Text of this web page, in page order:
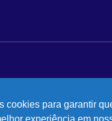
cookies para garantir
experiência em